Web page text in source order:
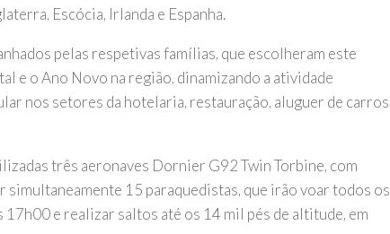
Escócia, Irlanda e Espanha.
pelas respetivas famílias, que escolheram este
e o Ano Novo na região, dinamizando a atividade
nos setores da hotelaria, restauração, aluguer de
três aeronaves Dornier G92 Twin Torbine, com
simultaneamente 15 paraquedistas, que irão voar todos os
17h00 e realizar saltos até os 14 mil pés de altitude, em